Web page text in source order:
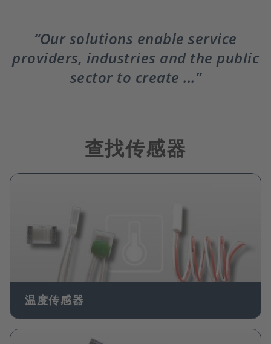
Our solutions enable service
providers, industries and the public
sector to create ...
查找传感器
温度传感器